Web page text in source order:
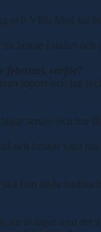
och V86. Med sig
ha henne i stallet
februari, varför?
loppet och jag
senare och har
och brukar vara
hon tävla
nu är läget som